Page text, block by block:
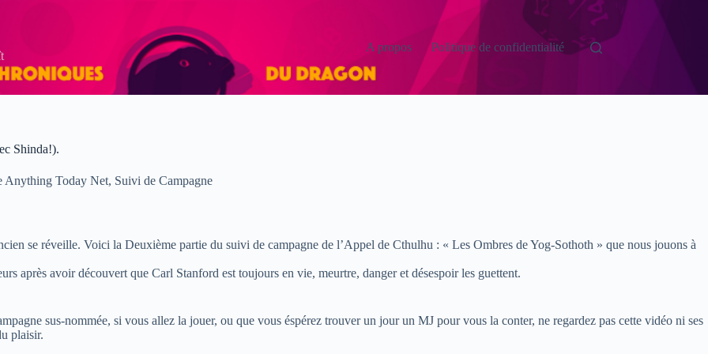
A propos Politique de confidentialité
Shinda!).
Anything Today Net, Suivi de Campagne
se réveille. Voici la Deuxième partie du suivi de campagne de l’Appel de Cthulhu : « Les Ombres de Yog-Sothoth » que nous jouons à
après avoir découvert que Carl Stanford est toujours en vie, meurtre, danger et désespoir les guettent.
sus-nommée, si vous allez la jouer, ou que vous éspérez trouver un jour un MJ pour vous la conter, ne regardez pas cette vidéo ni ses
plaisir.